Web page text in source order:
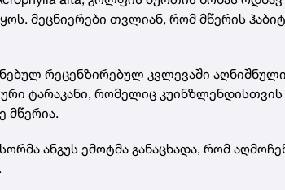
მეცნიერები თვლიან, რომ მწერის
რეცენზირებულ კვლევაში
ტარაკანი, რომელიც
მწერია.
ანგუს ემოტმა განაცხადა, რომ